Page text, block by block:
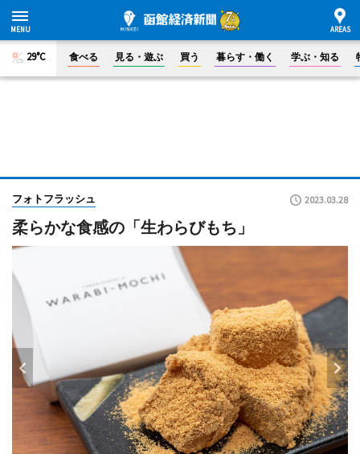
29°C 食べる 見る・遊ぶ 買う 暮らす・働く 学ぶ・知る
フォトフラッシュ 2023.03.28
柔らかな食感の「生わらびもち」